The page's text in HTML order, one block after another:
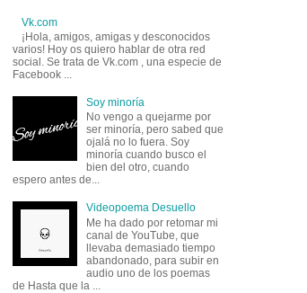
Vk.com
¡Hola, amigos, amigas y desconocidos
varios! Hoy os quiero hablar de otra red
social. Se trata de Vk.com , una especie de
Facebook ...
Soy minoría
No vengo a quejarme por
ser minoría, pero sabed que
ojalá no lo fuera. Soy
minoría cuando busco el
bien del otro, cuando
espero antes de...
Videopoema Desuello
Me ha dado por retomar mi
canal de YouTube, que
llevaba demasiado tiempo
abandonado, para subir en
audio uno de los poemas
de Hasta que la ...